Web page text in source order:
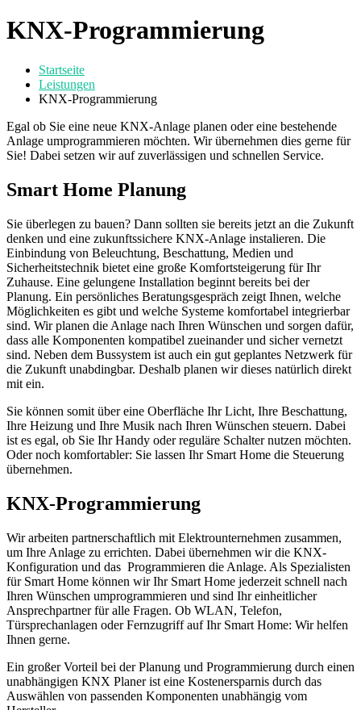
KNX-Programmierung
Startseite
Leistungen
KNX-Programmierung
Egal ob Sie eine neue KNX-Anlage planen oder eine bestehende
Anlage umprogrammieren möchten. Wir übernehmen dies gerne für
Sie! Dabei setzen wir auf zuverlässigen und schnellen Service.
Smart Home Planung
Sie überlegen zu bauen? Dann sollten sie bereits jetzt an die Zukunft
denken und eine zukunftssichere KNX-Anlage instalieren. Die
Einbindung von Beleuchtung, Beschattung, Medien und
Sicherheitstechnik bietet eine große Komfortsteigerung für Ihr
Zuhause. Eine gelungene Installation beginnt bereits bei der
Planung. Ein persönliches Beratungsgespräch zeigt Ihnen, welche
Möglichkeiten es gibt und welche Systeme komfortabel integrierbar
sind. Wir planen die Anlage nach Ihren Wünschen und sorgen dafür,
dass alle Komponenten kompatibel zueinander und sicher vernetzt
sind. Neben dem Bussystem ist auch ein gut geplantes Netzwerk für
die Zukunft unabdingbar. Deshalb planen wir dieses natürlich direkt
mit ein.
Sie können somit über eine Oberfläche Ihr Licht, Ihre Beschattung,
Ihre Heizung und Ihre Musik nach Ihren Wünschen steuern. Dabei
ist es egal, ob Sie Ihr Handy oder reguläre Schalter nutzen möchten.
Oder noch komfortabler: Sie lassen Ihr Smart Home die Steuerung
übernehmen.
KNX-Programmierung
Wir arbeiten partnerschaftlich mit Elektrounternehmen zusammen,
um Ihre Anlage zu errichten. Dabei übernehmen wir die KNX-
Konfiguration und das Programmieren die Anlage. Als Spezialisten
für Smart Home können wir Ihr Smart Home jederzeit schnell nach
Ihren Wünschen umprogrammieren und sind Ihr einheitlicher
Ansprechpartner für alle Fragen. Ob WLAN, Telefon,
Türsprechanlagen oder Fernzugriff auf Ihr Smart Home: Wir helfen
Ihnen gerne.
Ein großer Vorteil bei der Planung und Programmierung durch einen
unabhängigen KNX Planer ist eine Kostenersparnis durch das
Auswählen von passenden Komponenten unabhängig vom